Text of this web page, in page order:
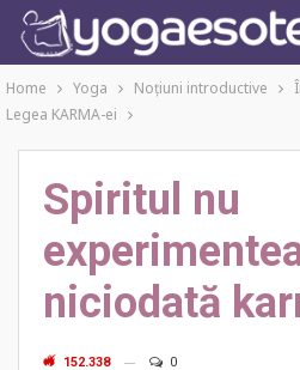
Home Yoga Noţiuni introductive
Legea KARMA-ei
Spiritul nu
niciodată
152.338 0